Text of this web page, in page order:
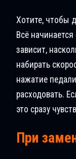
Хотите, чтобы
Всё
зависит,
набирать
нажатие
расходовать.
это сразу
При